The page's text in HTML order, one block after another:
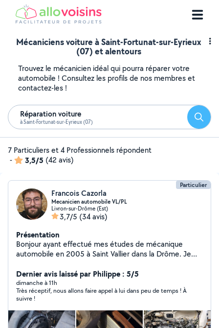
Mécaniciens voiture à Saint-Fortunat-sur-Eyrieux
(07) et alentours
Trouvez le mécanicien idéal qui pourra réparer votre
automobile ! Consultez les profils de nos membres et
contactez-les !
Réparation voiture
à Saint-Fortunat-sur-Eyrieux (07)
7 Particuliers et 4 Professionnels répondent
-
3,5/5 (42 avis)
Particulier
Francois Cazorla
Mecanicien automobile VL/PL
Livron-sur-Drôme (Est)
3,7/5 (34 avis)
Présentation
Bonjour ayant effectué mes études de mécanique
automobile en 2005 à Saint Vallier dans la Drôme. Je
la.mecanique en permanence pour un grand groupe de
location de véhicule vl/pl pour professionnels . Je
possède une valise professionnelle et tout l'équipement
qu'il faut pour travail dans de bonne conditions. Je suis
un grand passionné et dévoué de faire le meilleur
rapport qualité prix .
Dernier avis laissé par Philippe : 5/5
dimanche à 11h
Très réceptif, nous allons faire appel à lui dans peu de temps ! À
suivre !